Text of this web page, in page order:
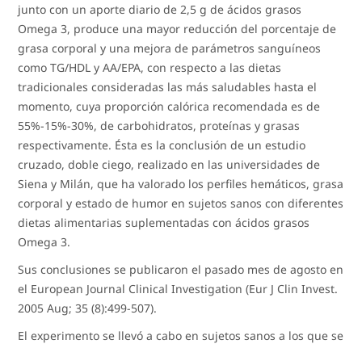
junto con un aporte diario de 2,5 g de ácidos grasos
Omega 3, produce una mayor reducción del porcentaje de
grasa corporal y una mejora de parámetros sanguíneos
como TG/HDL y AA/EPA, con respecto a las dietas
tradicionales consideradas las más saludables hasta el
momento, cuya proporción calórica recomendada es de
55%-15%-30%, de carbohidratos, proteínas y grasas
respectivamente. Ésta es la conclusión de un estudio
cruzado, doble ciego, realizado en las universidades de
Siena y Milán, que ha valorado los perfiles hemáticos, grasa
corporal y estado de humor en sujetos sanos con diferentes
dietas alimentarias suplementadas con ácidos grasos
Omega 3.
Sus conclusiones se publicaron el pasado mes de agosto en
el European Journal Clinical Investigation (Eur J Clin Invest.
2005 Aug; 35 (8):499-507).
El experimento se llevó a cabo en sujetos sanos a los que se